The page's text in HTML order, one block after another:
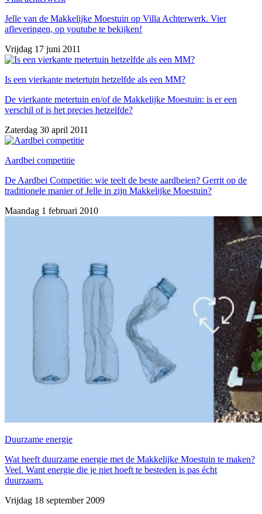
Jelle van de Makkelijke Moestuin op Villa Achterwerk. Vier
afleveringen, op youtube te bekijken!
Vrijdag 17 juni 2011
Is een vierkante metertuin hetzelfde als een MM?
De vierkante metertuin en/of de Makkelijke Moestuin: is er een
verschil of is het precies hetzelfde?
Zaterdag 30 april 2011
Aardbei competitie
De Aardbei Competitie: wie teelt de beste aardbeien? Gerrit op de
traditionele manier of Jelle in zijn Makkelijke Moestuin?
Maandag 1 februari 2010
Duurzame energie
Wat heeft duurzame energie met de Makkelijke Moestuin te maken?
Veel. Want energie die je niet hoeft te besteden is pas écht
duurzaam.
Vrijdag 18 september 2009